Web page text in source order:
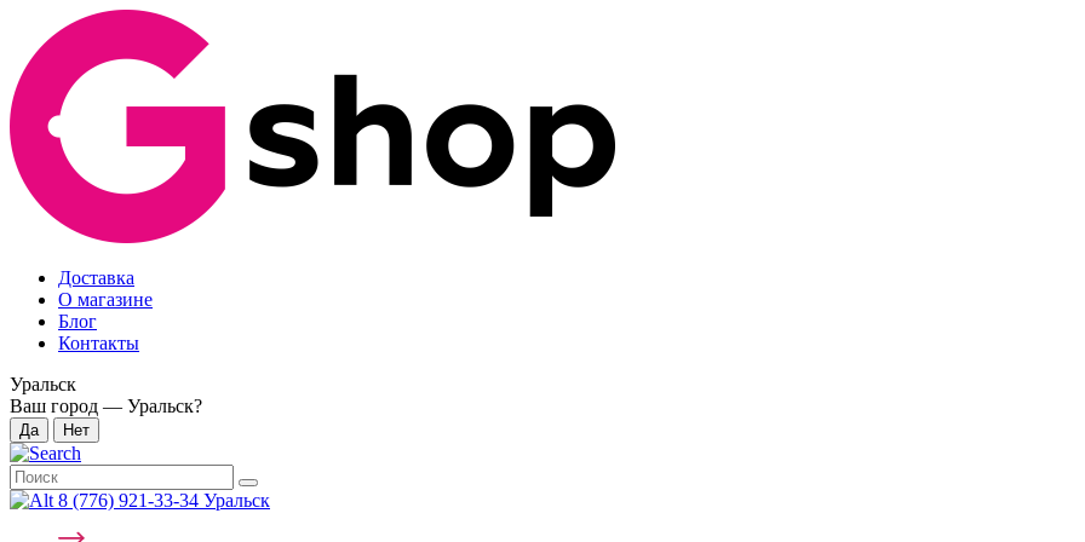
Доставка
О магазине
Блог
Контакты
Уральск
Ваш город — Уральск?
8 (776) 921-33-34 Уральск